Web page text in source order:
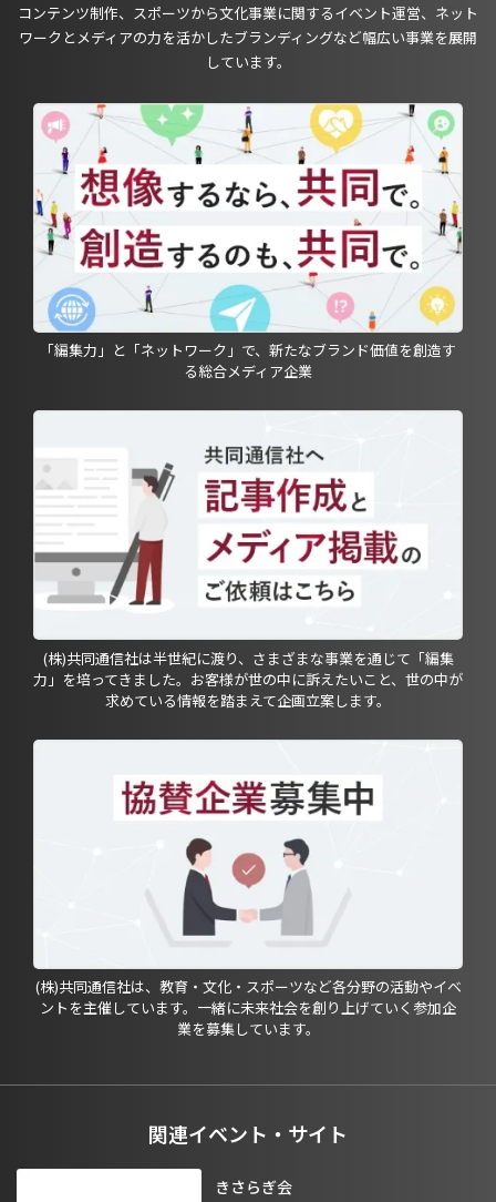
コンテンツ制作、スポーツから文化事業に関するイベント運営、ネット
ワークとメディアの力を活かしたブランディングなど幅広い事業を展開
しています。
「編集力」と「ネットワーク」で、新たなブランド価値を創造す
る総合メディア企業
(株)共同通信社は半世紀に渡り、さまざまな事業を通じて「編集
力」を培ってきました。お客様が世の中に訴えたいこと、世の中が
求めている情報を踏まえて企画立案します。
(株)共同通信社は、教育・文化・スポーツなど各分野の活動やイベ
ントを主催しています。一緒に未来社会を創り上げていく参加企
業を募集しています。
関連イベント・サイト
きさらぎ会